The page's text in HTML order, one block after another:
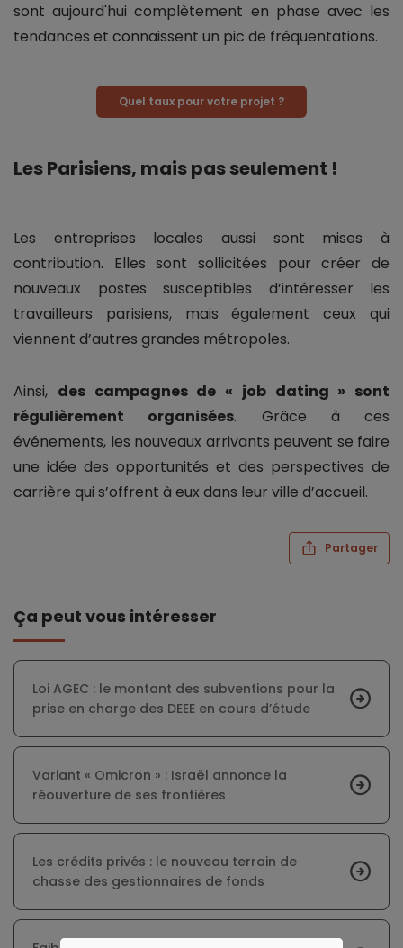
sont aujourd'hui complètement en phase avec les
tendances et connaissent un pic de fréquentations.
Quel taux pour votre projet ?
Les Parisiens, mais pas seulement !
Les entreprises locales aussi sont mises à
contribution. Elles sont sollicitées pour créer de
nouveaux postes susceptibles d’intéresser les
travailleurs parisiens, mais également ceux qui
viennent d’autres grandes métropoles.
Ainsi, des campagnes de « job dating » sont
régulièrement organisées. Grâce à ces
événements, les nouveaux arrivants peuvent se faire
une idée des opportunités et des perspectives de
carrière qui s’offrent à eux dans leur ville d’accueil.
Partager
Ça peut vous intéresser
Loi AGEC : le montant des subventions pour la
prise en charge des DEEE en cours d’étude
Variant « Omicron » : Israël annonce la
réouverture de ses frontières
Les crédits privés : le nouveau terrain de
chasse des gestionnaires de fonds